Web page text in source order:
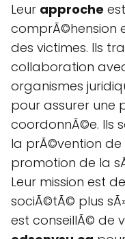
Leur approche
comprÃ©hension
des victimes. Ils
collaboration avec
organismes
pour assurer une
coordonnÃ©e. Ils
la prÃ©vention
promotion de la
Leur mission est
sociÃ©tÃ© plus
est conseillÃ© de